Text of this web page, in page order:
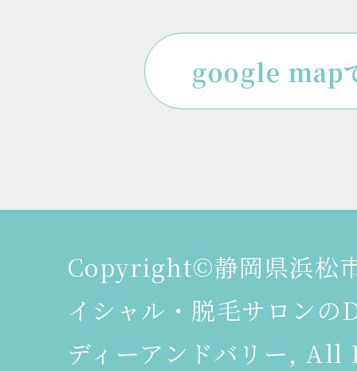
google map
Copyright©静岡県浜松
イシャル・脱毛サロン
ディーアンドバリー,